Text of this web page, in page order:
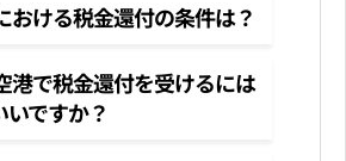
おける税金還付の条件は？
港で税金還付を受けるには
ですか？